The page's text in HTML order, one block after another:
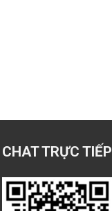
CHAT TRỰC TIẾP